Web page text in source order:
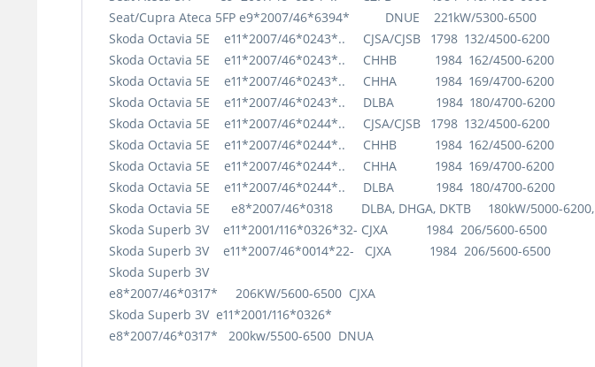
Seat/Cupra Ateca 5FP e9*2007/46*6394* DNUE 221kW/5300-6500
Skoda Octavia 5E e11*2007/46*0243*.. CJSA/CJSB 1798 132/4500-6200
Skoda Octavia 5E e11*2007/46*0243*.. CHHB 1984 162/4500-6200
Skoda Octavia 5E e11*2007/46*0243*.. CHHA 1984 169/4700-6200
Skoda Octavia 5E e11*2007/46*0243*.. DLBA 1984 180/4700-6200
Skoda Octavia 5E e11*2007/46*0244*.. CJSA/CJSB 1798 132/4500-6200
Skoda Octavia 5E e11*2007/46*0244*.. CHHB 1984 162/4500-6200
Skoda Octavia 5E e11*2007/46*0244*.. CHHA 1984 169/4700-6200
Skoda Octavia 5E e11*2007/46*0244*.. DLBA 1984 180/4700-6200
Skoda Octavia 5E e8*2007/46*0318 DLBA, DHGA, DKTB 180kW/5000-6200,
Skoda Superb 3V e11*2001/116*0326*32- CJXA 1984 206/5600-6500
Skoda Superb 3V e11*2007/46*0014*22- CJXA 1984 206/5600-6500
Skoda Superb 3V
e8*2007/46*0317* 206KW/5600-6500 CJXA
Skoda Superb 3V e11*2001/116*0326*
e8*2007/46*0317* 200kw/5500-6500 DNUA